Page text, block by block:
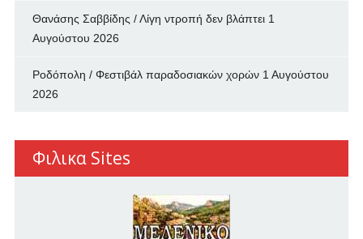
Θανάσης Σαββίδης / Λίγη ντροπή δεν βλάπτει 1
Αυγούστου 2026
Ροδόπολη / Φεστιβάλ παραδοσιακών χορών 1 Αυγούστου
2026
Φιλικα Sites